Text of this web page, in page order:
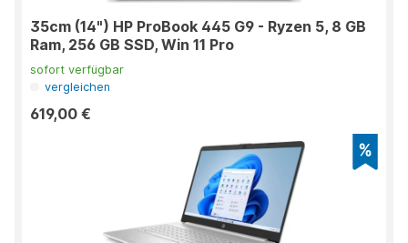
35cm (14") HP ProBook 445 G9 - Ryzen 5, 8 GB
Ram, 256 GB SSD, Win 11 Pro
sofort verfügbar
vergleichen
619,00 €